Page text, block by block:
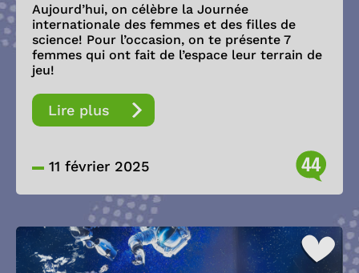
Aujourd’hui, on célèbre la Journée
internationale des femmes et des filles de
science! Pour l’occasion, on te présente 7
femmes qui ont fait de l’espace leur terrain de
jeu!
Lire plus
11 février 2025 44